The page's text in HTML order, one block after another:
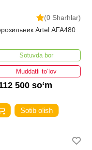
(0 Sharhlar)
Artel AFA480
Sotuvda bor
Muddatli to‘lov
500 so‘m
Sotib olish